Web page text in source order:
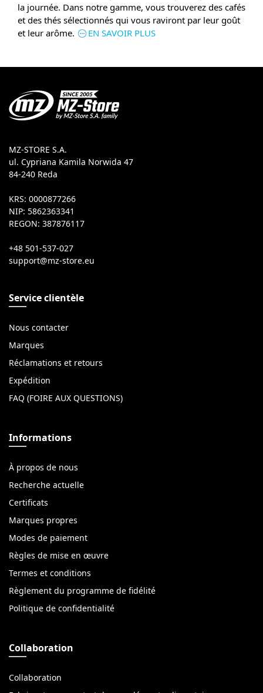
la journée. Dans notre gamme, vous trouverez des cafés
et des thés sélectionnés qui vous raviront par leur goût
et leur arôme.
EN SAVOIR PLUS
MZ-STORE S.A.
ul. Cypriana Kamila Norwida 47
84-240 Reda
KRS: 0000877266
NIP: 5862363341
REGON: 387876117
+48 501-537-027
Service clientèle
Nous contacter
Marques
Réclamations et retours
Expédition
FAQ (FOIRE AUX QUESTIONS)
Informations
À propos de nous
Recherche actuelle
Certificats
Marques propres
Modes de paiement
Règles de mise en œuvre
Termes et conditions
Règlement du programme de fidélité
Politique de confidentialité
Collaboration
Collaboration